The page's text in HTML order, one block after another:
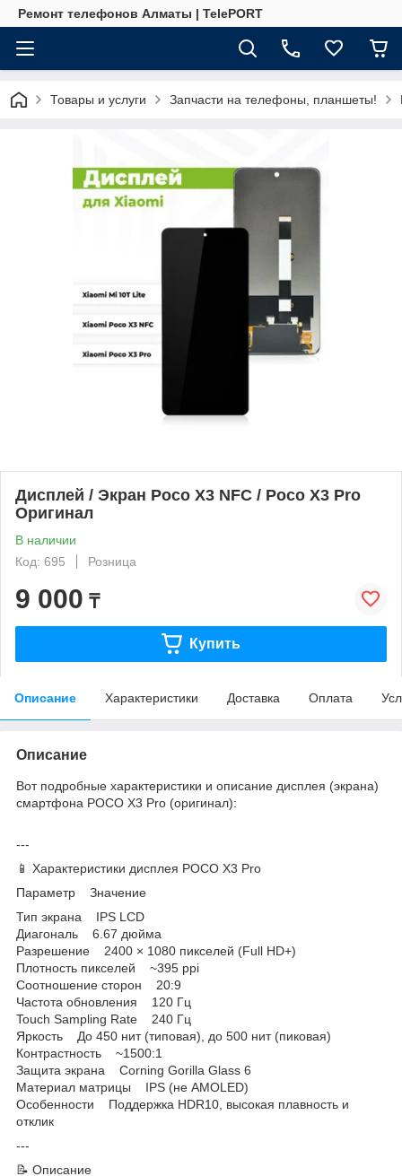
Ремонт телефонов Алматы | TelePORT
Товары и услуги Запчасти на телефоны, планшеты!
Дисплей / Экран Poco X3 NFC / Poco X3 Pro
Оригинал
В наличии
Код: 695
Розница
9 000 ₸
Купить
Описание Характеристики Доставка Оплата
Описание
Вот подробные характеристики и описание дисплея (экрана)
смартфона POCO X3 Pro (оригинал):
---
📱 Характеристики дисплея POCO X3 Pro
Параметр Значение
Тип экрана IPS LCD
Диагональ 6.67 дюйма
Разрешение 2400 × 1080 пикселей (Full HD+)
Плотность пикселей ~395 ppi
Соотношение сторон 20:9
Частота обновления 120 Гц
Touch Sampling Rate 240 Гц
Яркость До 450 нит (типовая), до 500 нит (пиковая)
Контрастность ~1500:1
Защита экрана Corning Gorilla Glass 6
Материал матрицы IPS (не AMOLED)
Особенности Поддержка HDR10, высокая плавность и
отклик
---
📝 Описание